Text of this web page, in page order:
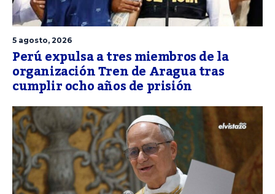
5 agosto, 2026
Perú expulsa a tres miembros de la
organización Tren de Aragua tras
cumplir ocho años de prisión